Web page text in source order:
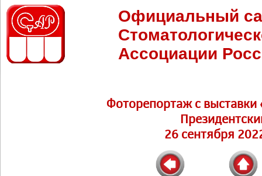
Официальный
Ассоциации
Фоторепортаж c выставки
26 сентября